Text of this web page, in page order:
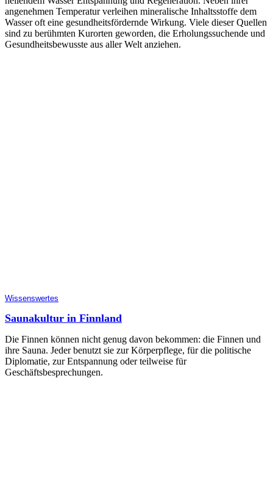
angenehmen Temperatur verleihen mineralische Inhaltsstoffe dem
Wasser oft eine gesundheitsfördernde Wirkung. Viele dieser Quellen
sind zu berühmten Kurorten geworden, die Erholungssuchende und
Gesundheitsbewusste aus aller Welt anziehen.
Wissenswertes
Saunakultur in Finnland
Die Finnen können nicht genug davon bekommen: die Finnen und
ihre Sauna. Jeder benutzt sie zur Körperpflege, für die politische
Diplomatie, zur Entspannung oder teilweise für
Geschäftsbesprechungen.